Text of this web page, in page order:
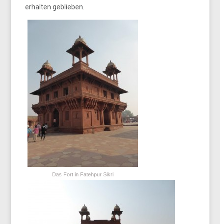
erhalten geblieben.
Das Fort in Fatehpur Sikri